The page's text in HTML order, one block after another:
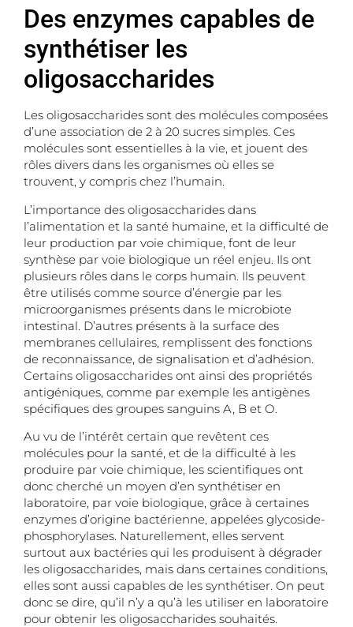
Des enzymes capables de
synthétiser les
oligosaccharides
Les oligosaccharides sont des molécules composées
d’une association de 2 à 20 sucres simples. Ces
molécules sont essentielles à la vie, et jouent des
rôles divers dans les organismes où elles se
trouvent, y compris chez l’humain.
L’importance des oligosaccharides dans
l’alimentation et la santé humaine, et la difficulté de
leur production par voie chimique, font de leur
synthèse par voie biologique un réel enjeu. Ils ont
plusieurs rôles dans le corps humain. Ils peuvent
être utilisés comme source d’énergie par les
microorganismes présents dans le microbiote
intestinal. D’autres présents à la surface des
membranes cellulaires, remplissent des fonctions
de reconnaissance, de signalisation et d’adhésion.
Certains oligosaccharides ont ainsi des propriétés
antigéniques, comme par exemple les antigènes
spécifiques des groupes sanguins A, B et O.
Au vu de l’intérêt certain que revêtent ces
molécules pour la santé, et de la difficulté à les
produire par voie chimique, les scientifiques ont
donc cherché un moyen d’en synthétiser en
laboratoire, par voie biologique, grâce à certaines
enzymes d’origine bactérienne, appelées glycoside-
phosphorylases. Naturellement, elles servent
surtout aux bactéries qui les produisent à dégrader
les oligosaccharides, mais dans certaines conditions,
elles sont aussi capables de les synthétiser. On peut
donc se dire, qu’il n’y a qu’à les utiliser en laboratoire
pour obtenir les oligosaccharides souhaités.